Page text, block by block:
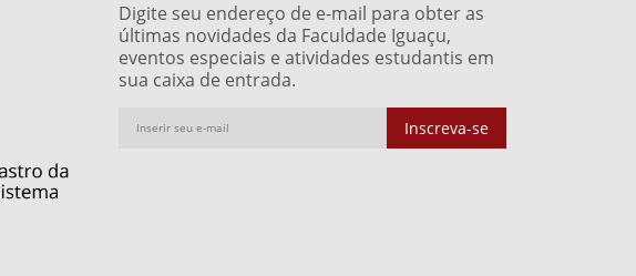
Digite seu endereço de e-mail para obter as
últimas novidades da Faculdade Iguaçu,
eventos especiais e atividades estudantis em
sua caixa de entrada.
Inscreva-se